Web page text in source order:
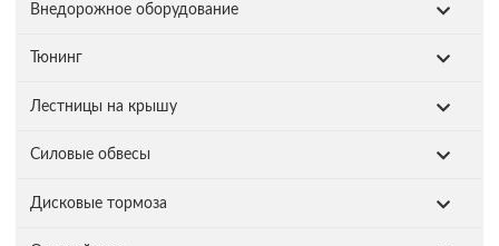
Внедорожное оборудование
Тюнинг
Лестницы на крышу
Силовые обвесы
Дисковые тормоза